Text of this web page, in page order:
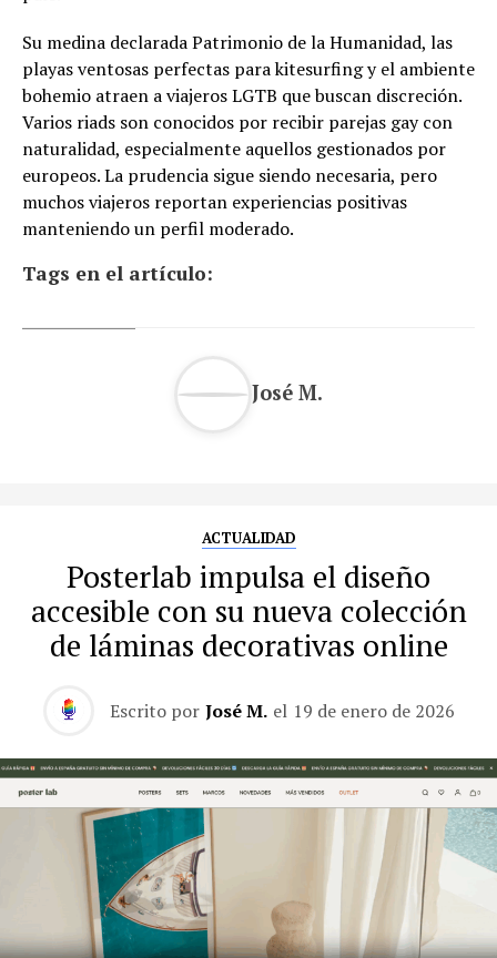
Su medina declarada Patrimonio de la Humanidad, las
playas ventosas perfectas para kitesurfing y el ambiente
bohemio atraen a viajeros LGTB que buscan discreción.
Varios riads son conocidos por recibir parejas gay con
naturalidad, especialmente aquellos gestionados por
europeos. La prudencia sigue siendo necesaria, pero
muchos viajeros reportan experiencias positivas
manteniendo un perfil moderado.
Tags en el artículo:
José M.
ACTUALIDAD
Posterlab impulsa el diseño
accesible con su nueva colección
de láminas decorativas online
Escrito por José M. el 19 de enero de 2026